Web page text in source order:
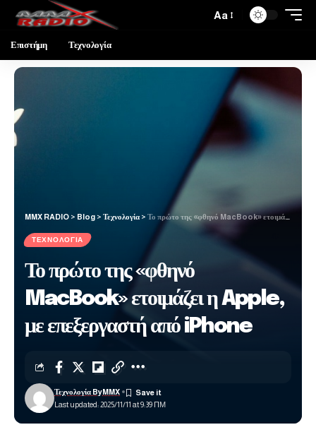
Aa
Επιστήμη Τεχνολογία
MMX RADIO > Blog > Τεχνολογία > Το πρώτο της «φθηνό MacBook» ετοιμάζει η Apple, με επεξεργαστή από iPhone
ΤΕΧΝΟΛΟΓΊΑ
Το πρώτο της «φθηνό
MacBook» ετοιμάζει η Apple,
με επεξεργαστή από iPhone
Last updated: 2025/11/11 at 9:39 ΠΜ
Τεχνολογία ByMMX